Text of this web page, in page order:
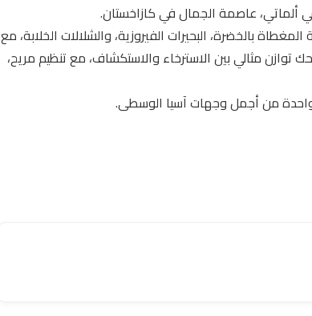
ألماتي، عاصمة الجمال في كازاخستان.
المغطاة بالخضرة، البحيرات الفيروزية، والشلالات الخلابة، مع
توازن مثالي بين الاسترخاء والاستكشاف، مع تنظيم مريح،
واحدة من أجمل وجهات آسيا الوسطى.